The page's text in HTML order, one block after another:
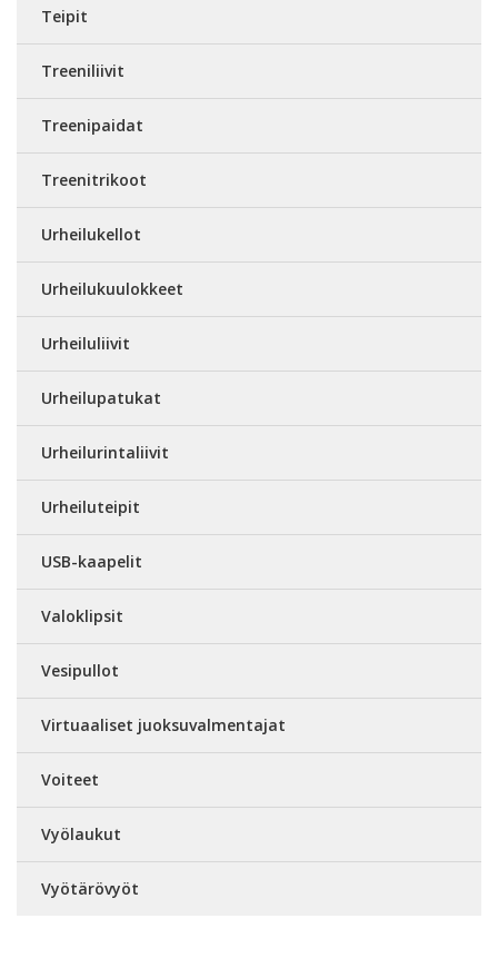
Teipit
Treeniliivit
Treenipaidat
Treenitrikoot
Urheilukellot
Urheilukuulokkeet
Urheiluliivit
Urheilupatukat
Urheilurintaliivit
Urheiluteipit
USB-kaapelit
Valoklipsit
Vesipullot
Virtuaaliset juoksuvalmentajat
Voiteet
Vyölaukut
Vyötärövyöt